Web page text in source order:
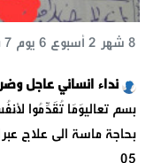
نداء انساني عاجل
8 شهر 2 أسبوع 6 يوم 7 س 14 د 37 ث
بسم تعالىوَمَا تُقَدِّمُوا